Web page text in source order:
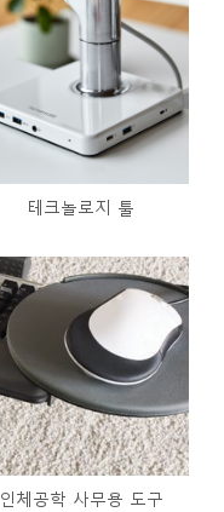
테크놀로지 툴
인체공학 사무용 도구